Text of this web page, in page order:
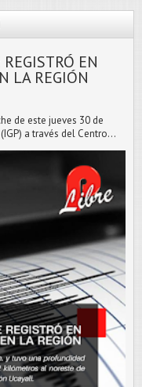
EN
LA REGIÓN
de este jueves 30 de
a través del Centro...